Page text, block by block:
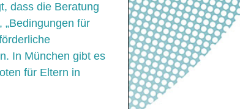
dass die Beratung
für
In München gibt es
für Eltern in